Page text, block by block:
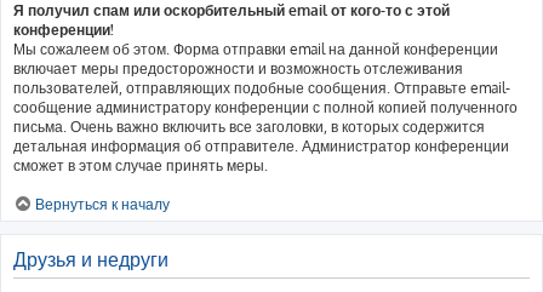
Я получил спам или оскорбительный email от кого-то с этой
конференции!
Мы сожалеем об этом. Форма отправки email на данной конференции
включает меры предосторожности и возможность отслеживания
пользователей, отправляющих подобные сообщения. Отправьте email-
сообщение администратору конференции с полной копией полученного
письма. Очень важно включить все заголовки, в которых содержится
детальная информация об отправителе. Администратор конференции
сможет в этом случае принять меры.
Вернуться к началу
Друзья и недруги